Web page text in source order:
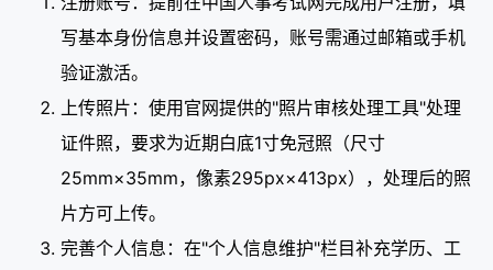
写基本身份信息并设置密码，账号需通过邮箱或手机
验证激活。
上传照片：使用官网提供的"照片审核处理工具"处理
证件照，要求为近期白底1寸免冠照（尺寸
25mm×35mm，像素295px×413px），处理后的照
片方可上传。
完善个人信息：在"个人信息维护"栏目补充学历、工